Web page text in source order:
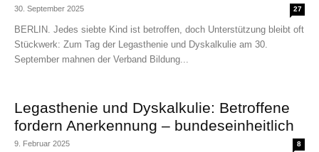
30. September 2025 27
BERLIN. Jedes siebte Kind ist betroffen, doch Unterstützung bleibt oft
Stückwerk: Zum Tag der Legasthenie und Dyskalkulie am 30.
September mahnen der Verband Bildung...
Legasthenie und Dyskalkulie: Betroffene
fordern Anerkennung – bundeseinheitlich
9. Februar 2025 8